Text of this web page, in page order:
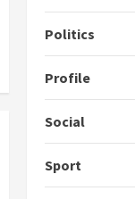
Politics
Profile
Social
Sport